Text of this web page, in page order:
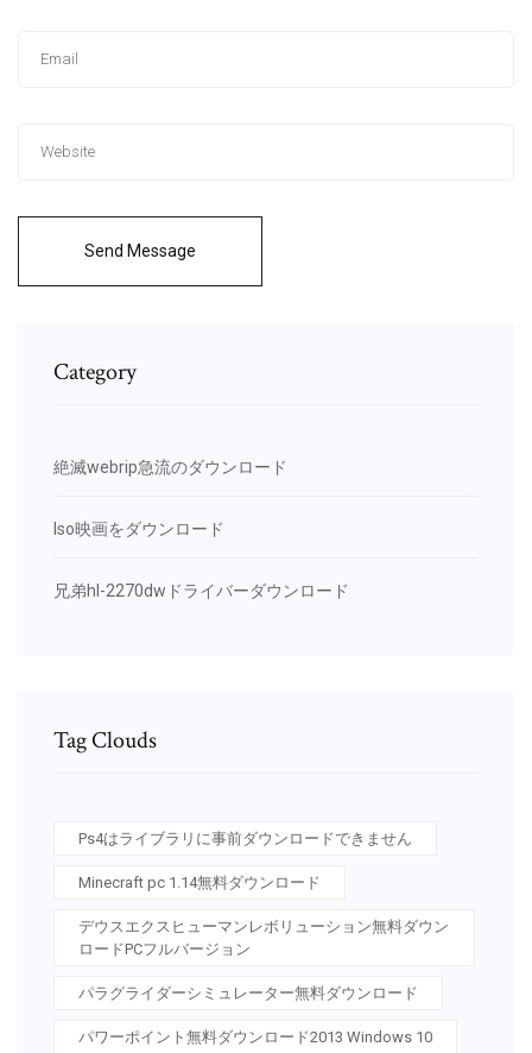
Send Message
Category
絶滅webrip急流のダウンロード
Iso映画をダウンロード
兄弟hl-2270dwドライバーダウンロード
Tag Clouds
Ps4はライブラリに事前ダウンロードできません
Minecraft pc 1.14無料ダウンロード
デウスエクスヒューマンレボリューション無料ダウン
ロードPCフルバージョン
パラグライダーシミュレーター無料ダウンロード
パワーポイント無料ダウンロード2013 Windows 10